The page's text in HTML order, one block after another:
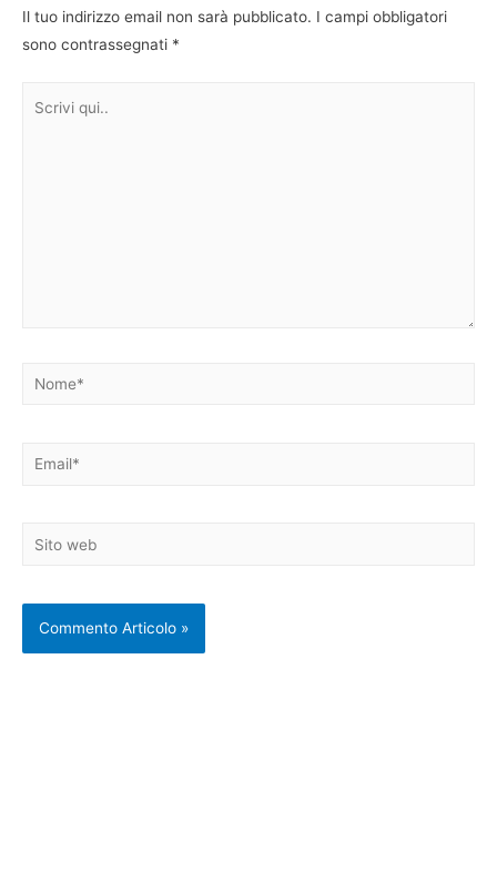
Il tuo indirizzo email non sarà pubblicato. I campi obbligatori
sono contrassegnati *
Nome*
Email*
Sito